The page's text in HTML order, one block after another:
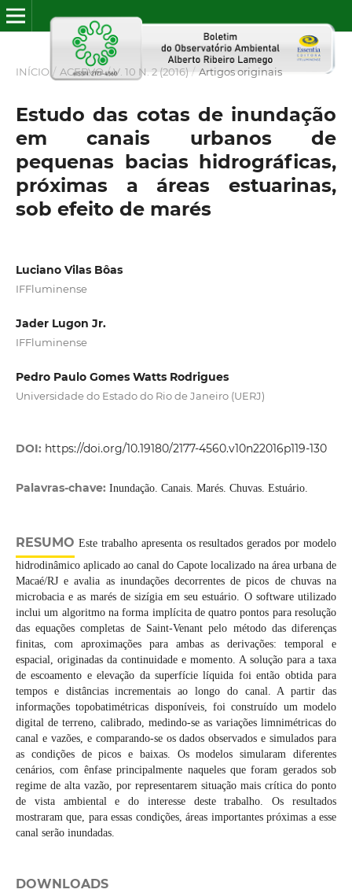
INÍCIO / ACERVO / V. 10 N. 2 (2016) / Artigos originais
Estudo das cotas de inundação
em canais urbanos de
pequenas bacias hidrográficas,
próximas a áreas estuarinas,
sob efeito de marés
Luciano Vilas Bôas
IFFluminense
Jader Lugon Jr.
IFFluminense
Pedro Paulo Gomes Watts Rodrigues
Universidade do Estado do Rio de Janeiro (UERJ)
DOI: https://doi.org/10.19180/2177-4560.v10n22016p119-130
Palavras-chave: Inundação. Canais. Marés. Chuvas. Estuário.
RESUMO Este trabalho apresenta os resultados gerados por modelo
hidrodinâmico aplicado ao canal do Capote localizado na área urbana de
Macaé/RJ e avalia as inundações decorrentes de picos de chuvas na
microbacia e as marés de sizígia em seu estuário. O software utilizado
inclui um algoritmo na forma implícita de quatro pontos para resolução
das equações completas de Saint-Venant pelo método das diferenças
finitas, com aproximações para ambas as derivações: temporal e
espacial, originadas da continuidade e momento. A solução para a taxa
de escoamento e elevação da superfície líquida foi então obtida para
tempos e distâncias incrementais ao longo do canal. A partir das
informações topobatimétricas disponíveis, foi construído um modelo
digital de terreno, calibrado, medindo-se as variações limnimétricas do
canal e vazões, e comparando-se os dados observados e simulados para
as condições de picos e baixas. Os modelos simularam diferentes
cenários, com ênfase principalmente naqueles que foram gerados sob
regime de alta vazão, por representarem situação mais crítica do ponto
de vista ambiental e do interesse deste trabalho. Os resultados
mostraram que, para essas condições, áreas importantes próximas a esse
canal serão inundadas.
DOWNLOADS